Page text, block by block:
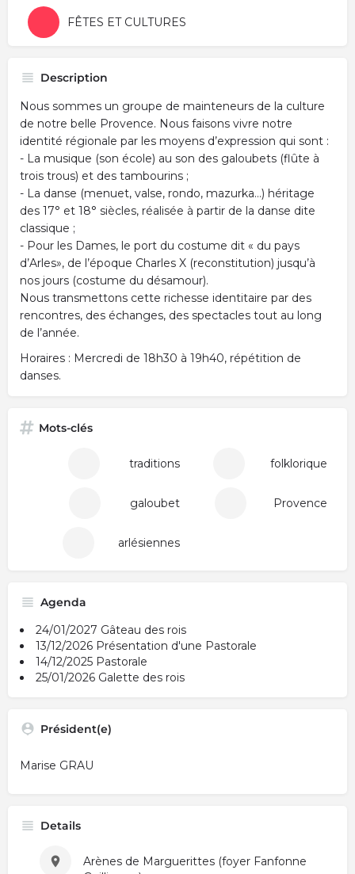
FÊTES ET CULTURES
Description
Nous sommes un groupe de mainteneurs de la culture
de notre belle Provence. Nous faisons vivre notre
identité régionale par les moyens d’expression qui sont :
- La musique (son école) au son des galoubets (flûte à
trois trous) et des tambourins ;
- La danse (menuet, valse, rondo, mazurka…) héritage
des 17° et 18° siècles, réalisée à partir de la danse dite
classique ;
- Pour les Dames, le port du costume dit « du pays
d’Arles», de l’époque Charles X (reconstitution) jusqu’à
nos jours (costume du désamour).
Nous transmettons cette richesse identitaire par des
rencontres, des échanges, des spectacles tout au long
de l’année.
Horaires : Mercredi de 18h30 à 19h40, répétition de
danses.
Mots-clés
traditions folklorique
galoubet Provence
arlésiennes
Agenda
24/01/2027 Gâteau des rois
13/12/2026 Présentation d'une Pastorale
14/12/2025 Pastorale
25/01/2026 Galette des rois
Président(e)
Marise GRAU
Details
Arènes de Marguerittes (foyer Fanfonne